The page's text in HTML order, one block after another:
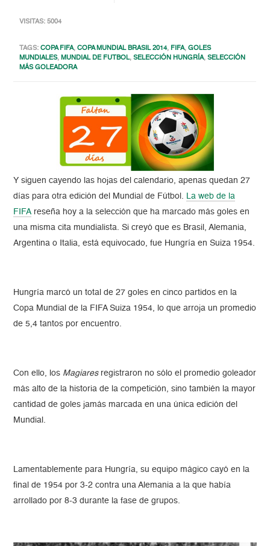
VISITAS: 5004
TAGS:COPA FIFA,COPA MUNDIAL BRASIL 2014, FIFA,GOLES
MUNDIALES,MUNDIAL DE FUTBOL,SELECCIÓN HUNGRÍA,SELECCIÓN
MÁS GOLEADORA
Y siguen cayendo las hojas del calendario, apenas quedan 27
días para otra edición del Mundial de Fútbol. La web de la
FIFA reseña hoy a la selección que ha marcado más goles en
una misma cita mundialista. Si creyó que es Brasil, Alemania,
Argentina o Italia, está equivocado, fue Hungría en Suiza 1954.
Hungría marcó un total de 27 goles en cinco partidos en la
Copa Mundial de la FIFA Suiza 1954, lo que arroja un promedio
de 5,4 tantos por encuentro.
Con ello, los Magiaresregistraron no sólo el promedio goleador
más alto de la historia de la competición, sino también la mayor
cantidad de goles jamás marcada en una única edición del
Mundial.
Lamentablemente para Hungría, su equipo mágico cayó en la
final de 1954 por 3-2 contra una Alemania a la que había
arrollado por 8-3 durante la fase de grupos.